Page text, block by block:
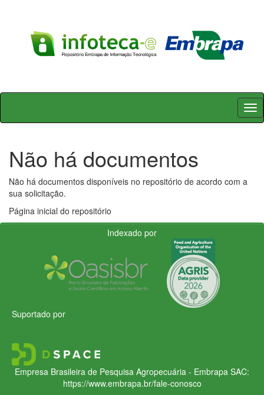
Skip
Não há documentos
Não há documentos disponíveis no repositório de acordo com a
sua solicitação.
Página inicial do repositório
Indexado por
Suportado por
Empresa Brasileira de Pesquisa Agropecuária - Embrapa SAC:
https://www.embrapa.br/fale-conosco